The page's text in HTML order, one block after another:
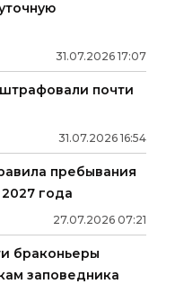
31.07.2026 17:07
почти
31.07.2026 16:54
пребывания
года
27.07.2026 07:21
браконьеры
заповедника